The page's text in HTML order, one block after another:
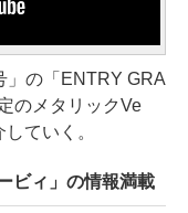
の「ENTRY GRA
のメタリックVe
ていく。
ビィ」の情報満載